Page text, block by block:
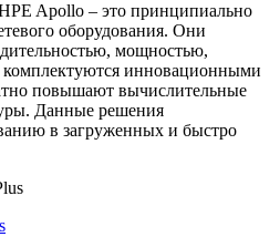
Apollo – это принципиально
оборудования. Они
мощностью,
инновационными
повышают вычислительные
Данные решения
в загруженных и быстро